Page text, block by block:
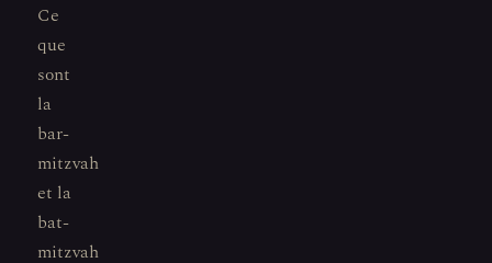
Ce
que
sont
la
bar-
mitzvah
et la
bat-
mitzvah